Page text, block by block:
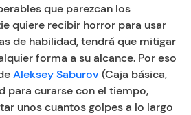
que parezcan los
quiere recibir horror para usar
de habilidad, tendrá que mitigar
forma a su alcance. Por eso
Aleksey Saburov (Caja básica,
para curarse con el tiempo,
unos cuantos golpes a lo largo